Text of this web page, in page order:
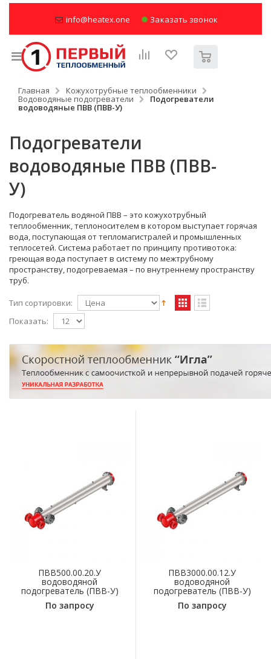
info@heatex.one Заказать звонок
Главная Кожухотрубные теплообменники
Водоводяные подогреватели Подогреватели
водоводяные ПВВ (ПВВ-У)
Подогреватели
водоводяные ПВВ (ПВВ-
У)
Подогреватель водяной ПВВ – это кожухотрубный
теплообменник, теплоносителем в котором выступает горячая
вода, поступающая от тепломагистралей и промышленных
теплосетей. Система работает по принципу противотока:
греющая вода поступает в систему по межтрубному
пространству, подогреваемая – по внутреннему пространству
труб.
Тип сортировки:
Показать:
ПВВ500.00.20.У
водоводяной
подогреватель (ПВВ-У)
По запросу
ПВВ3000.00.12.У
водоводяной
подогреватель (ПВВ-У)
По запросу